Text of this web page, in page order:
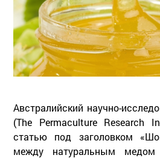
Австралийский научно-
(The Permaculture Research
статью под заголовком
между натуральным медом